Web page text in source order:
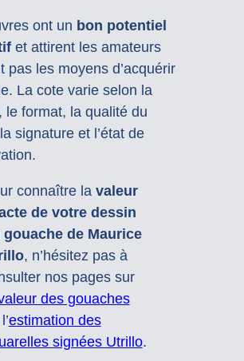
ont un bon potentiel
et attirent les amateurs
pas les moyens d’acquérir
La cote varie selon la
le format, la qualité du
signature et l’état de
connaître la valeur
de votre dessin
gouache de Maurice
, n’hésitez pas à
nos pages sur
des gouaches
estimation des
signées Utrillo.